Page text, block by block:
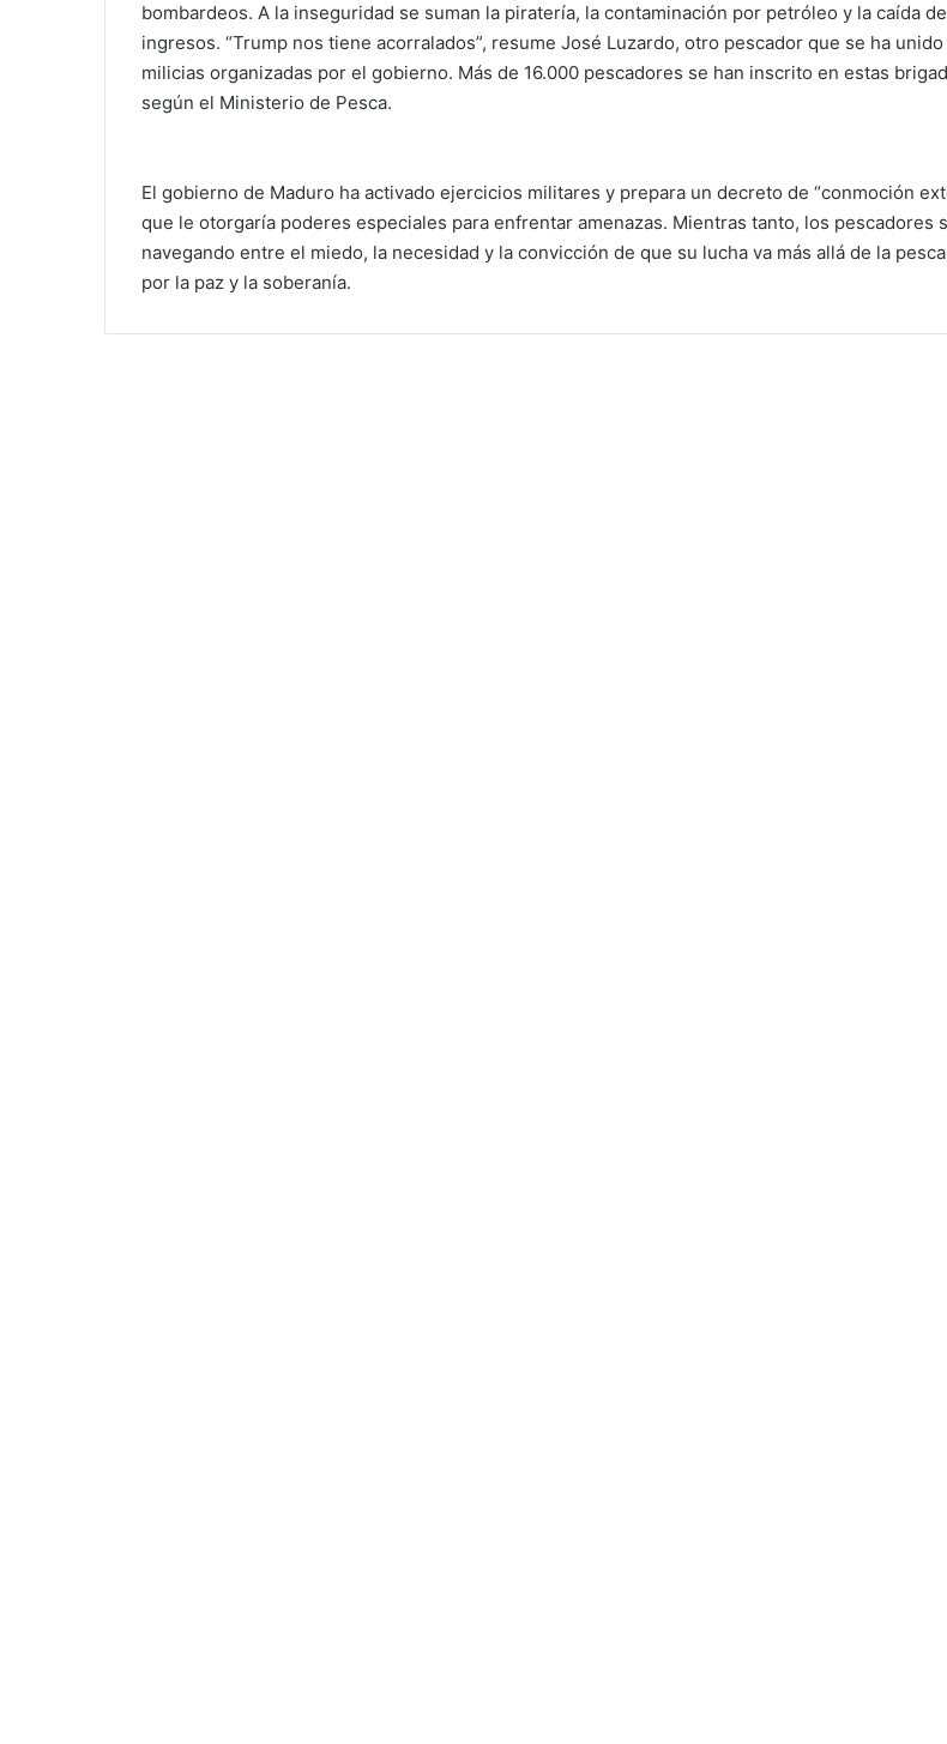
bombardeos. A la inseguridad se suman la piratería, la contaminación por petróleo y la caída de
ingresos. “Trump nos tiene acorralados”, resume José Luzardo, otro pescador que se ha unido
milicias organizadas por el gobierno. Más de 16.000 pescadores se han inscrito en estas
según el Ministerio de Pesca.
El gobierno de Maduro ha activado ejercicios militares y prepara un decreto de “conmoción
que le otorgaría poderes especiales para enfrentar amenazas. Mientras tanto, los pescadores
navegando entre el miedo, la necesidad y la convicción de que su lucha va más allá de la
por la paz y la soberanía.